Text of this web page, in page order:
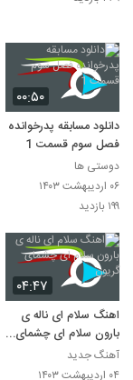
۰۰:۵۰
دانلود مسابقه پدرخوانده
فصل سوم قسمت 1
دوستی ها
۰۶ اردیبهشت ۱۴۰۳
۱۹۹ بازدید
۰۴:۴۷
اهنگ سلام ای ناله ی
بارون سلام ای چشمای
گریون
آهنگ جدید
۰۴ اردیبهشت ۱۴۰۳